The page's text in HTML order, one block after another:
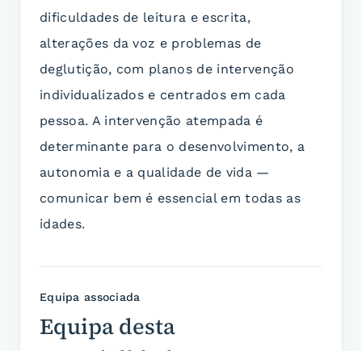
dificuldades de leitura e escrita,
alterações da voz e problemas de
deglutição, com planos de intervenção
individualizados e centrados em cada
pessoa. A intervenção atempada é
determinante para o desenvolvimento, a
autonomia e a qualidade de vida —
comunicar bem é essencial em todas as
idades.
Equipa associada
Equipa desta